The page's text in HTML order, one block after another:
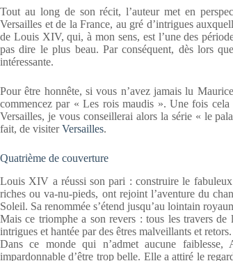
Tout au long de son récit, l’auteur met en
Versailles et de la France, au gré d’intrigues
de Louis XIV, qui, à mon sens, est l’une des
pas dire le plus beau. Par conséquent, dès lors
intéressante.
Pour être honnête, si vous n’avez jamais lu
commencez par « Les rois maudis ». Une fois
Versailles, je vous conseillerai alors la série « le
fait, de visiterVersailles.
Quatrième de couverture
Louis XIV a réussi son pari : construire le fabuleux
riches ou va-nu-pieds, ont rejoint l’aventure du
Soleil. Sa renommée s’étend jusqu’au lointain
Mais ce triomphe a son revers : tous les travers de
intrigues et hantée par des êtres malveillants et retors.
Dans ce monde qui n’admet aucune faiblesse,
impardonnable d’être trop belle. Elle a attiré le